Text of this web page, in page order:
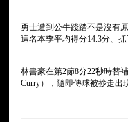
勇士遭到公牛踐踏不是沒有
這名本季平均得分14.3分、
林書豪在第2節8分22秒時替
Curry），隨即傳球被抄走出